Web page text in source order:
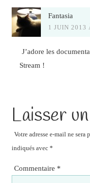
Fantasia
1 JUIN 2013
J’adore les
Stream !
Laisser
Votre adresse e-mail ne sera
indiqués avec *
Commentaire *